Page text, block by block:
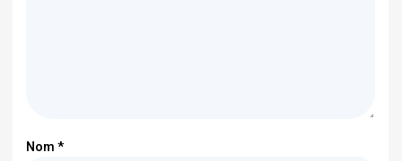
Nom*